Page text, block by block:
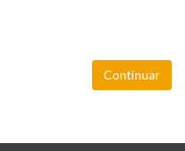
Continuar